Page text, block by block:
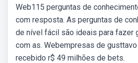
Web115 perguntas de
com resposta. As perguntas de
de nível fácil são ideais para fazer
com as. Webempresas de
recebido r$ 49 milhões de bets.